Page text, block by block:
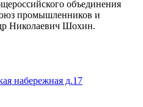
объединения
промышленников и
Николаевич Шохин.
набережная д.17